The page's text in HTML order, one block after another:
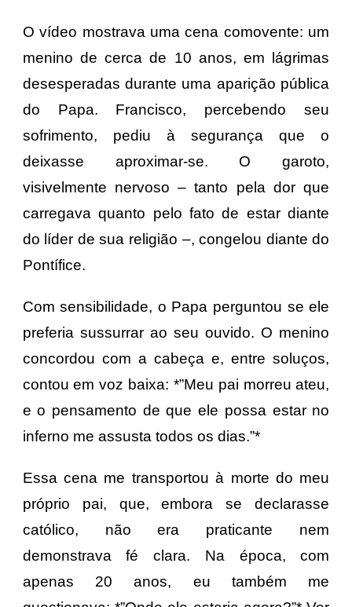
O vídeo mostrava uma cena comovente: um
menino de cerca de 10 anos, em lágrimas
desesperadas durante uma aparição pública
do Papa. Francisco, percebendo seu
sofrimento, pediu à segurança que o
deixasse aproximar-se. O garoto,
visivelmente nervoso – tanto pela dor que
carregava quanto pelo fato de estar diante
do líder de sua religião –, congelou diante do
Pontífice.
Com sensibilidade, o Papa perguntou se ele
preferia sussurrar ao seu ouvido. O menino
concordou com a cabeça e, entre soluços,
contou em voz baixa: *”Meu pai morreu ateu,
e o pensamento de que ele possa estar no
inferno me assusta todos os dias.”*
Essa cena me transportou à morte do meu
próprio pai, que, embora se declarasse
católico, não era praticante nem
demonstrava fé clara. Na época, com
apenas 20 anos, eu também me